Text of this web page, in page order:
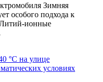
Зимняя
особого подхода к
ионные
условиях